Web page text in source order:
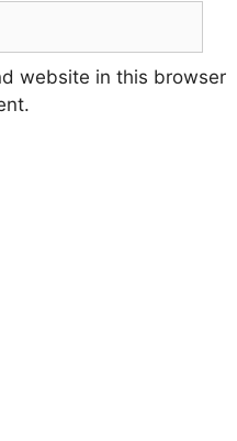
website in this browser